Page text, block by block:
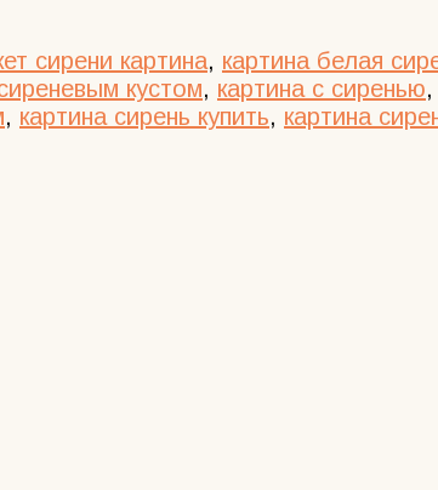
сирени картина, картина белая
кустом, картина с сиренью,
, картина сирень купить, картина